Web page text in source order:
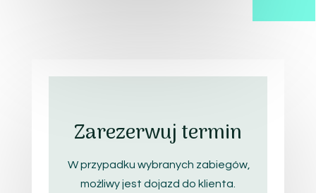
Zarezerwuj termin
W przypadku wybranych zabiegów,
możliwy jest dojazd do klienta.